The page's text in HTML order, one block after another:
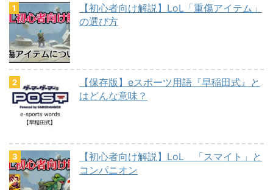
【初心者向け解説】LoL「重傷アイテム」
の選び方
【保存版】eスポーツ用語『早稲田式』と
はどんな意味？
【初心者向け解説】LoL 「スマイト」と
コンパニオン